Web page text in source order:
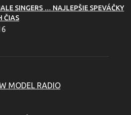
SINGERS … NAJLEPŠIE SPEVÁČKY
ČIAS